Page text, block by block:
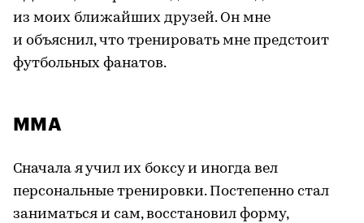
из моих ближайших друзей. Он мне
и объяснил, что тренировать мне предстоит
футбольных фанатов.
ММА
Сначала я учил их боксу и иногда вел
персональные тренировки. Постепенно стал
заниматься и сам, восстановил форму,